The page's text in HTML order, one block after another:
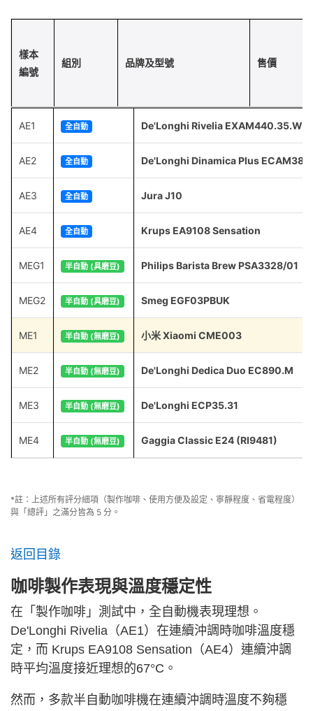
樣本
編號
組別 品牌及型號 售價
AE1 全自動 De'Longhi Rivelia EXAM440.35.W
AE2 全自動 De'Longhi Dinamica Plus
AE3 全自動 Jura J10
AE4 全自動 Krups EA9108 Sensation
MEG1 半自動 (具磨豆) Philips Barista Brew PSA3328/01
MEG2 半自動 (具磨豆) Smeg EGF03PBUK
ME1 半自動 (無磨豆) 小米 Xiaomi CME003
ME2 半自動 (無磨豆) De'Longhi Dedica Duo EC890.M
ME3 半自動 (無磨豆) De'Longhi ECP35.31
ME4 半自動 (無磨豆) Gaggia Classic E24 (RI9481)
*註：上述所有評分細項（製作咖啡、使用方便及設定、寧靜程度、省電程度）
與「總評」之滿分皆為 5 分。
返回目錄
咖啡製作表現與溫度穩定性
在「製作咖啡」測試中，全自動機表現理想。
De'Longhi Rivelia（AE1）在連續沖調時咖啡溫度穩
定，而 Krups EA9108 Sensation（AE4）連續沖調
時平均溫度接近理想的67°C。
然而，多款半自動咖啡機在連續沖調時溫度不夠穩